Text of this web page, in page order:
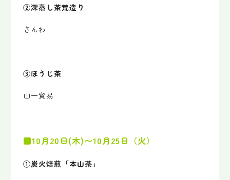
②深蒸し茶荒造り
さんわ
③ほうじ茶
山一貿易
■10月20日(木)〜10月25日（火）
①炭火焙煎「本山茶」